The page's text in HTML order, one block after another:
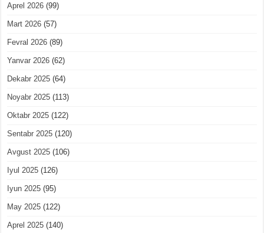
Aprel 2026 (99)
Mart 2026 (57)
Fevral 2026 (89)
Yanvar 2026 (62)
Dekabr 2025 (64)
Noyabr 2025 (113)
Oktabr 2025 (122)
Sentabr 2025 (120)
Avgust 2025 (106)
Iyul 2025 (126)
Iyun 2025 (95)
May 2025 (122)
Aprel 2025 (140)